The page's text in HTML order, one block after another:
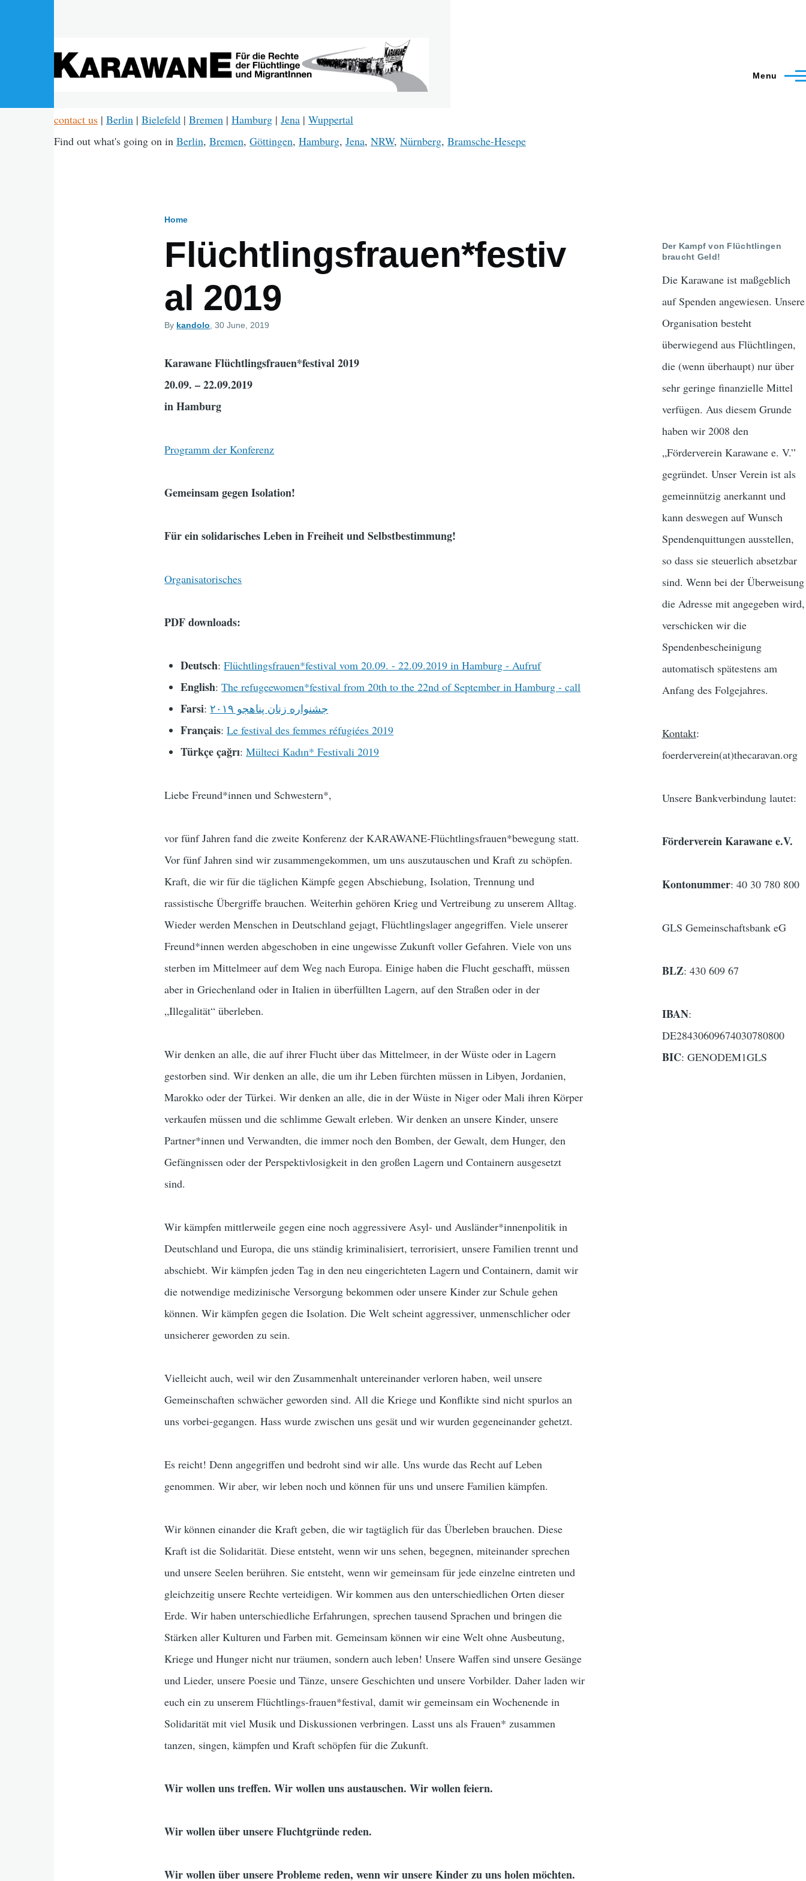
Menu
contact us | Berlin | Bielefeld | Bremen | Hamburg | Jena | Wuppertal
Find out what's going on in Berlin, Bremen, Göttingen, Hamburg, Jena, NRW, Nürnberg, Bramsche-Hesepe
Home
Flüchtlingsfrauen*festiv
al 2019
By kandolo , 30 June, 2019
Karawane Flüchtlingsfrauen*festival 2019
20.09. – 22.09.2019
in Hamburg
Programm der Konferenz
Gemeinsam gegen Isolation!
Für ein solidarisches Leben in Freiheit und Selbstbestimmung!
Organisatorisches
PDF downloads:
Deutsch:Flüchtlingsfrauen*festival vom 20.09. - 22.09.2019 in Hamburg - Aufruf
English:The refugeewomen*festival from 20th to the 22nd of September in Hamburg - call
Farsi: جشنواره زنان پناهجو ٢٠١٩
Français:Le festival des femmes réfugiées 2019
Türkçe çağrı:Mülteci Kadın* Festivali 2019
Liebe Freund*innen und Schwestern*,
vor fünf Jahren fand die zweite Konferenz der KARAWANE-Flüchtlingsfrauen*bewegung statt.
Vor fünf Jahren sind wir zusammengekommen, um uns auszutauschen und Kraft zu schöpfen.
Kraft, die wir für die täglichen Kämpfe gegen Abschiebung, Isolation, Trennung und
rassistische Übergriffe brauchen. Weiterhin gehören Krieg und Vertreibung zu unserem Alltag.
Wieder werden Menschen in Deutschland gejagt, Flüchtlingslager angegriffen. Viele unserer
Freund*innen werden abgeschoben in eine ungewisse Zukunft voller Gefahren. Viele von uns
sterben im Mittelmeer auf dem Weg nach Europa. Einige haben die Flucht geschafft, müssen
aber in Griechenland oder in Italien in überfüllten Lagern, auf den Straßen oder in der
„Illegalität“ überleben.
Wir denken an alle, die auf ihrer Flucht über das Mittelmeer, in der Wüste oder in Lagern
gestorben sind. Wir denken an alle, die um ihr Leben fürchten müssen in Libyen, Jordanien,
Marokko oder der Türkei. Wir denken an alle, die in der Wüste in Niger oder Mali ihren Körper
verkaufen müssen und die schlimme Gewalt erleben. Wir denken an unsere Kinder, unsere
Partner*innen und Verwandten, die immer noch den Bomben, der Gewalt, dem Hunger, den
Gefängnissen oder der Perspektivlosigkeit in den großen Lagern und Containern ausgesetzt
sind.
Wir kämpfen mittlerweile gegen eine noch aggressivere Asyl- und Ausländer*innenpolitik in
Deutschland und Europa, die uns ständig kriminalisiert, terrorisiert, unsere Familien trennt und
abschiebt. Wir kämpfen jeden Tag in den neu eingerichteten Lagern und Containern, damit wir
die notwendige medizinische Versorgung bekommen oder unsere Kinder zur Schule gehen
können. Wir kämpfen gegen die Isolation. Die Welt scheint aggressiver, unmenschlicher oder
unsicherer geworden zu sein.
Vielleicht auch, weil wir den Zusammenhalt untereinander verloren haben, weil unsere
Gemeinschaften schwächer geworden sind. All die Kriege und Konflikte sind nicht spurlos an
uns vorbei-gegangen. Hass wurde zwischen uns gesät und wir wurden gegeneinander gehetzt.
Es reicht! Denn angegriffen und bedroht sind wir alle. Uns wurde das Recht auf Leben
genommen. Wir aber, wir leben noch und können für uns und unsere Familien kämpfen.
Wir können einander die Kraft geben, die wir tagtäglich für das Überleben brauchen. Diese
Kraft ist die Solidarität. Diese entsteht, wenn wir uns sehen, begegnen, miteinander sprechen
und unsere Seelen berühren. Sie entsteht, wenn wir gemeinsam für jede einzelne eintreten und
gleichzeitig unsere Rechte verteidigen. Wir kommen aus den unterschiedlichen Orten dieser
Erde. Wir haben unterschiedliche Erfahrungen, sprechen tausend Sprachen und bringen die
Stärken aller Kulturen und Farben mit. Gemeinsam können wir eine Welt ohne Ausbeutung,
Kriege und Hunger nicht nur träumen, sondern auch leben! Unsere Waffen sind unsere Gesänge
und Lieder, unsere Poesie und Tänze, unsere Geschichten und unsere Vorbilder. Daher laden wir
euch ein zu unserem Flüchtlings-frauen*festival, damit wir gemeinsam ein Wochenende in
Solidarität mit viel Musik und Diskussionen verbringen. Lasst uns als Frauen* zusammen
tanzen, singen, kämpfen und Kraft schöpfen für die Zukunft.
Wir wollen uns treffen. Wir wollen uns austauschen. Wir wollen feiern.
Wir wollen über unsere Fluchtgründe reden.
Wir wollen über unsere Probleme reden, wenn wir unsere Kinder zu uns holen möchten.
Der Kampf von Flüchtlingen
braucht Geld!
Die Karawane ist maßgeblich
auf Spenden angewiesen. Unsere
Organisation besteht
überwiegend aus Flüchtlingen,
die (wenn überhaupt) nur über
sehr geringe finanzielle Mittel
verfügen. Aus diesem Grunde
haben wir 2008 den
„Förderverein Karawane e. V.”
gegründet. Unser Verein ist als
gemeinnützig anerkannt und
kann deswegen auf Wunsch
Spendenquittungen ausstellen,
so dass sie steuerlich absetzbar
sind. Wenn bei der Überweisung
die Adresse mit angegeben wird,
verschicken wir die
Spendenbescheinigung
automatisch spätestens am
Anfang des Folgejahres.
Kontakt:
foerderverein(at)thecaravan.org
Unsere Bankverbindung lautet:
Förderverein Karawane e.V.
Kontonummer: 40 30 780 800
GLS Gemeinschaftsbank eG
BLZ: 430 609 67
IBAN:
DE28430609674030780800
BIC: GENODEM1GLS